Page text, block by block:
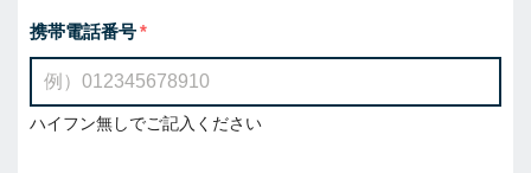
携帯電話番号
ハイフン無しでご記入ください